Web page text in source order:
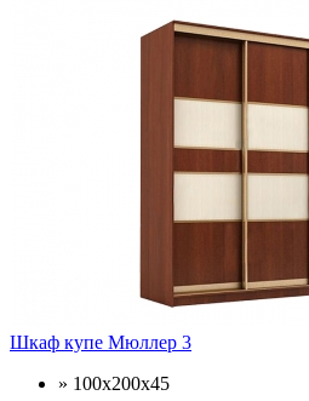
Шкаф купе Мюллер 3
» 100х200х45